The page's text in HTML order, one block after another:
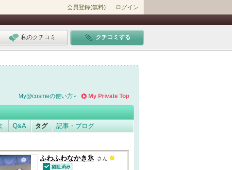
会員登録(無料) ログイン
私のクチコミ クチコミする
My Private Top
My@cosmeの使い方
Q&A タグ 記事・ブログ
ふわふわなかき氷 さん